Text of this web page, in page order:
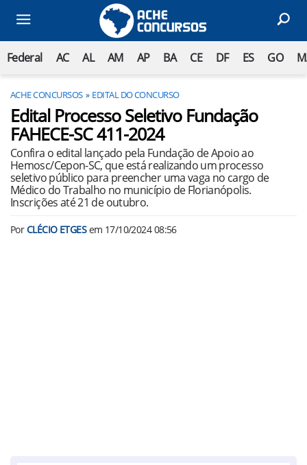
Federal AC AL AM AP BA CE DF ES GO
ACHE CONCURSOS EDITAL DO CONCURSO
Edital Processo Seletivo Fundação
FAHECE-SC 411-2024
Confira o edital lançado pela Fundação de Apoio ao
Hemosc/Cepon-SC, que está realizando um processo
seletivo público para preencher uma vaga no cargo de
Médico do Trabalho no município de Florianópolis.
Inscrições até 21 de outubro.
PorCLÉCIO ETGESem 17/10/2024 08:56